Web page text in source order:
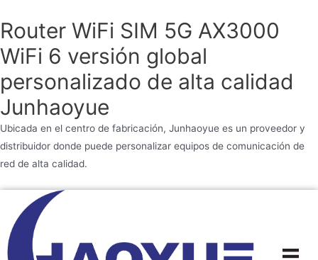
Router WiFi SIM 5G AX3000
WiFi 6 versión global
personalizado de alta calidad
Junhaoyue
Ubicada en el centro de fabricación, Junhaoyue es un proveedor y
distribuidor donde puede personalizar equipos de comunicación de
red de alta calidad.
contenido